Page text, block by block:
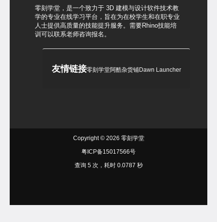
零刻学堂，是一个致力于 3D 建模与设计软件技术教
学的专业在线学习平台，旨在为在校学生和在职专业
人士提供高质量的技能提升服务。需要Rhino技能培
训可以联系老师咨询报名。
友情链接零刻学堂阿酷杂货铺Dawn Launcher
Copyright © 2026 零刻学堂
粤ICP备15017566号
查询 5 次，耗时 0.0787 秒